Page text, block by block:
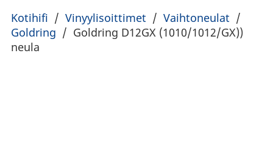
Kotihifi / Vinyylisoittimet / Vaihtoneulat /
Goldring / Goldring D12GX (1010/1012/GX))
neula